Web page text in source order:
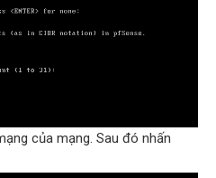
của mạng. Sau đó nhấn